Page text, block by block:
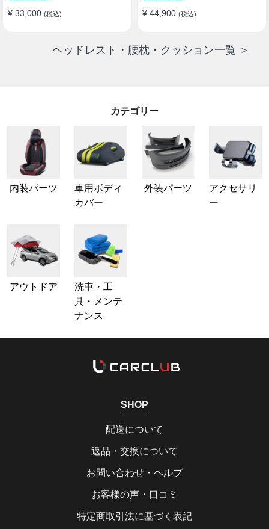
¥ 33,000 (税込) ¥ 44,900 (税込)
ヘッドレスト・腰枕・クッション一覧 ＞
カテゴリー
内装パーツ
車用ボディ
カバー
外装パーツ
アクセサリ
ー
アウトドア
洗車・工
具・メンテ
ナンス
SHOP
配送について
返品・交換について
お問い合わせ・ヘルプ
お客様の声・口コミ
特定商取引法に基づく表記